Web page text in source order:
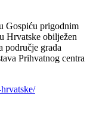
Gospiću prigodnim
Hrvatske obilježen
područje grada
Prihvatnog centra